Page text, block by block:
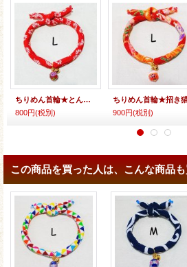
ちりめん首輪★とんぼ玉
800円(税別)
ちりめん首輪★招き
900円(税別)
この商品を買った人は、こんな商品